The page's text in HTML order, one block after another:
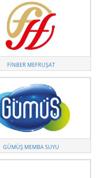
FINBER MEFRUŞAT
GÜMÜŞ MEMBA SUYU